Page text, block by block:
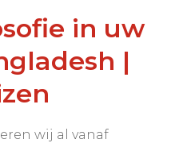
in uw
|
wij al vanaf